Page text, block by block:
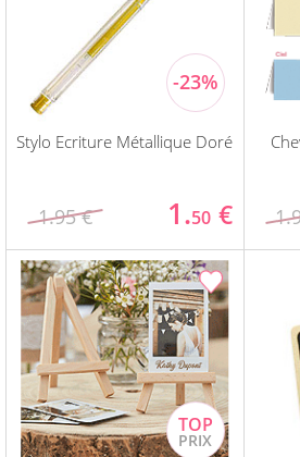
Stylo Ecriture Métallique Doré
1.95 € 1.50 €